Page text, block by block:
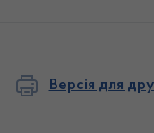
Версія для